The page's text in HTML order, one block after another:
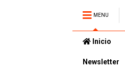
MENU
Inicio
Newsletter